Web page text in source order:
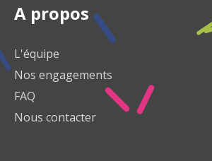
A propos
L'équipe
Nos engagements
FAQ
Nous contacter